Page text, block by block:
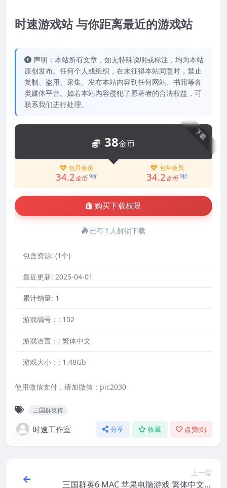
时速游戏站 与你距离最近的游戏站
声明：本站所有文章，如无特殊说明或标注，均为本站
原创发布。任何个人或组织，在未征得本站同意时，禁止
复制、盗用、采集、发布本站内容到任何网站、书籍等各
类媒体平台。如若本站内容侵犯了原著者的合法权益，可
联系我们进行处理。
下载
38金币
包月会员
34.2金币 9折
包年会员
34.2金币 9折
购买下载权限
已有1 人解锁下载
包含资源: (1个)
最近更新: 2025-04-01
累计销量: 1
游戏编号：: 102
游戏语言：: 繁体中文
游戏大小：: 1.48Gb
使用微信支付，请加微信：pic2030
三国群英传
时速工作室 分享 收藏 点赞(0)
上一篇
三国群英6 MAC 苹果电脑游戏 繁体中文版